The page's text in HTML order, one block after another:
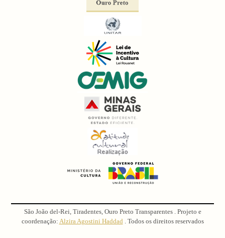
São João del-Rei, Tiradentes, Ouro Preto Transparentes . Projeto e
coordenação: Alzira Agostini Haddad . Todos os direitos reservados